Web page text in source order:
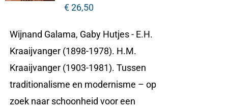
€26,50
Wijnand Galama, Gaby Hutjes - E.H.
Kraaijvanger (1898-1978). H.M.
Kraaijvanger (1903-1981). Tussen
traditionalisme en modernisme – op
zoek naar schoonheid voor een